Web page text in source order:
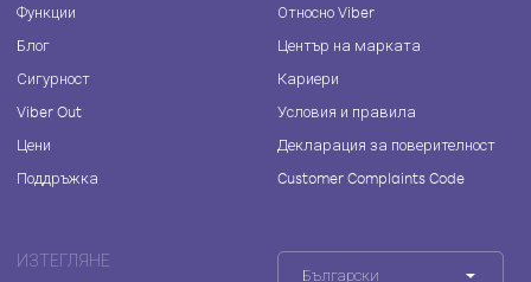
Функции
Блог
Сигурност
Viber Out
Цени
Поддръжка
Относно Viber
Център на марката
Кариери
Условия и правила
Декларация за поверителност
Customer Complaints Code
ИЗТЕГЛЯНЕ
Български